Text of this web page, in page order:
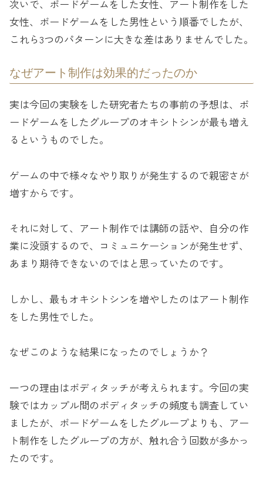
次いで、ボードゲームをした女性、アート制作をした
女性、ボードゲームをした男性という順番でしたが、
これら3つのパターンに大きな差はありませんでした。
なぜアート制作は効果的だったのか
実は今回の実験をした研究者たちの事前の予想は、ボ
ードゲームをしたグループのオキシトシンが最も増え
るというものでした。
ゲームの中で様々なやり取りが発生するので親密さが
増すからです。
それに対して、アート制作では講師の話や、自分の作
業に没頭するので、コミュニケーションが発生せず、
あまり期待できないのではと思っていたのです。
しかし、最もオキシトシンを増やしたのはアート制作
をした男性でした。
なぜこのような結果になったのでしょうか？
一つの理由はボディタッチが考えられます。今回の実
験ではカップル間のボディタッチの頻度も調査してい
ましたが、ボードゲームをしたグループよりも、アー
ト制作をしたグループの方が、触れ合う回数が多かっ
たのです。